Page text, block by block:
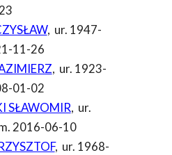
, ur. 1947-
11-26
, ur. 1923-
01-02
SŁAWOMIR, ur.
2016-06-10
, ur. 1968-